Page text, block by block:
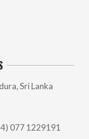
Sri Lanka
077 1229191